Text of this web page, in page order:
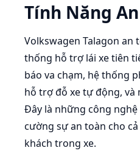
Tính Năng
Volkswagen Talagon
thống hỗ trợ lái xe tiên
báo va chạm, hệ thống
hỗ trợ đỗ xe tự động, và
Đây là những công
cường sự an toàn cho
khách trong xe.